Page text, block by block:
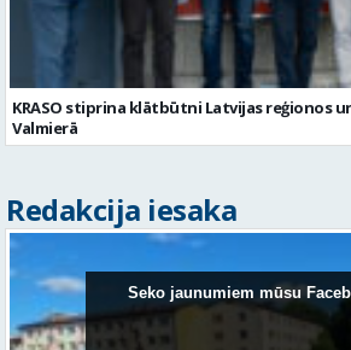
Redakcija iesaka
Seko jaunumiem mūsu